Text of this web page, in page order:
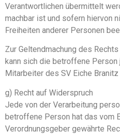
Verantwortlichen übermittelt
machbar ist und sofern hiervon
Freiheiten anderer Personen
Zur Geltendmachung des
kann sich die betroffene Person
Mitarbeiter des SV Eiche Branitz
g) Recht auf Widerspruch
Jede von der Verarbeitung
betroffene Person hat das vom
Verordnungsgeber gewährte